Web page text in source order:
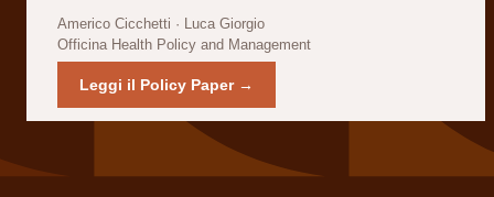
Americo Cicchetti · Luca Giorgio
Officina Health Policy and Management
Leggi il Policy Paper →